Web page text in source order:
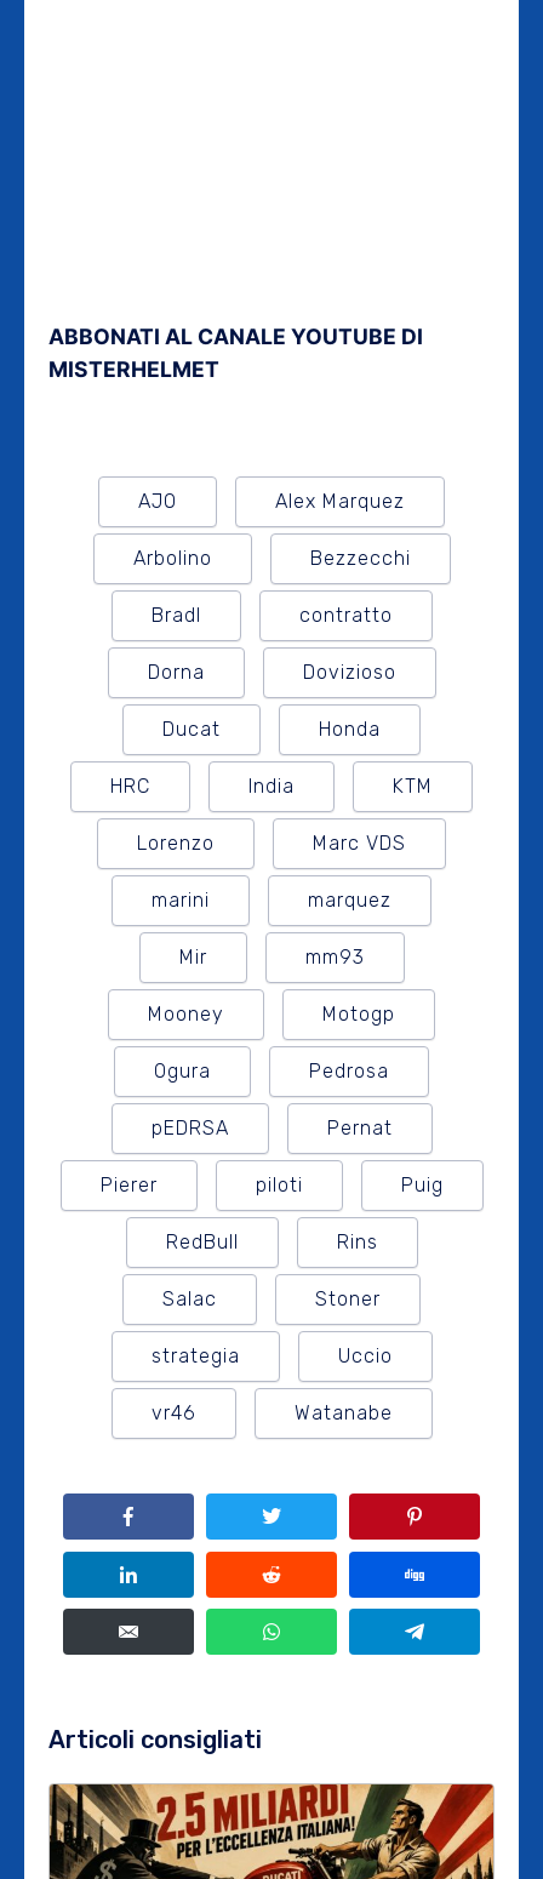
ABBONATI AL CANALE YOUTUBE DI
MISTERHELMET
AJO Alex Marquez
Arbolino Bezzecchi
Bradl contratto
Dorna Dovizioso
Ducat Honda
HRC India KTM
Lorenzo Marc VDS
marini marquez
Mir mm93
Mooney Motogp
Ogura Pedrosa
pEDRSA Pernat
Pierer piloti Puig
RedBull Rins
Salac Stoner
strategia Uccio
vr46 Watanabe
Articoli consigliati